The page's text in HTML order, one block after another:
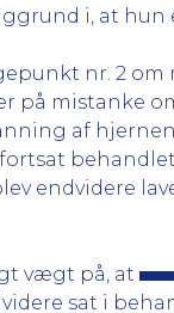
i, at hun
nr. 2
på mistanke
af
endvidere
vægt på, at
sat i